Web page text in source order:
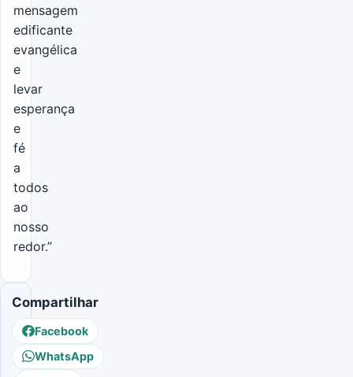
mensagem
edificante
evangélica
e
levar
esperança
e
fé
a
todos
ao
nosso
redor.”
Compartilhar
Facebook
WhatsApp